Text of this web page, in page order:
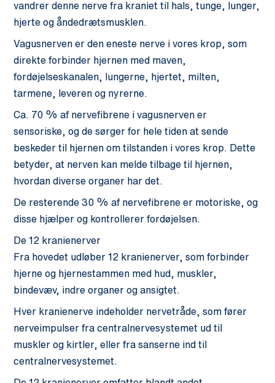
vandrer denne nerve fra kraniet til hals, tunge, lunger,
hjerte og åndedrætsmusklen.
Vagusnerven er den eneste nerve i vores krop, som
direkte forbinder hjernen med maven,
fordøjelseskanalen, lungerne, hjertet, milten,
tarmene, leveren og nyrerne.
Ca. 70 % af nervefibrene i vagusnerven er
sensoriske, og de sørger for hele tiden at sende
beskeder til hjernen om tilstanden i vores krop. Dette
betyder, at nerven kan melde tilbage til hjernen,
hvordan diverse organer har det.
De resterende 30 % af nervefibrene er motoriske, og
disse hjælper og kontrollerer fordøjelsen.
De 12 kranienerver
Fra hovedet udløber 12 kranienerver, som forbinder
hjerne og hjernestammen med hud, muskler,
bindevæv, indre organer og ansigtet.
Hver kranienerve indeholder nervetråde, som fører
nerveimpulser fra centralnervesystemet ud til
muskler og kirtler, eller fra sanserne ind til
centralnervesystemet.